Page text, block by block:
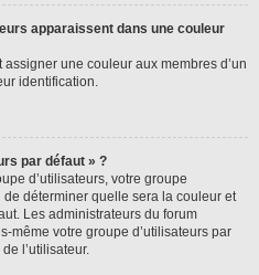
apparaissent dans une couleur
une couleur aux membres d’un
identification.
par défaut » ?
d’utilisateurs, votre groupe
déterminer quelle sera la couleur et
Les administrateurs du forum
même votre groupe d’utilisateurs par
l’utilisateur.